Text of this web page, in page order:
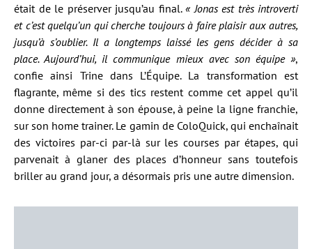
était de le préserver jusqu’au final. « Jonas est très introverti
et c’est quelqu’un qui cherche toujours à faire plaisir aux autres,
jusqu’à s’oublier. Il a longtemps laissé les gens décider à sa
place. Aujourd’hui, il communique mieux avec son équipe »,
confie ainsi Trine dans L’Équipe. La transformation est
flagrante, même si des tics restent comme cet appel qu’il
donne directement à son épouse, à peine la ligne franchie,
sur son home trainer. Le gamin de ColoQuick, qui enchaînait
des victoires par-ci par-là sur les courses par étapes, qui
parvenait à glaner des places d’honneur sans toutefois
briller au grand jour, a désormais pris une autre dimension.